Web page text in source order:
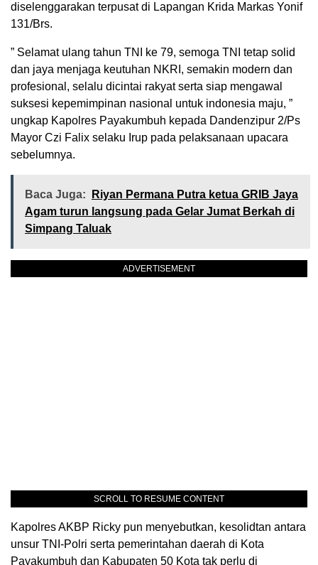
diselenggarakan terpusat di Lapangan Krida Markas Yonif
131/Brs.
” Selamat ulang tahun TNI ke 79, semoga TNI tetap solid
dan jaya menjaga keutuhan NKRI, semakin modern dan
profesional, selalu dicintai rakyat serta siap mengawal
suksesi kepemimpinan nasional untuk indonesia maju, ”
ungkap Kapolres Payakumbuh kepada Dandenzipur 2/Ps
Mayor Czi Falix selaku Irup pada pelaksanaan upacara
sebelumnya.
Baca Juga:
Riyan Permana Putra ketua GRIB Jaya
Agam turun langsung pada Gelar Jumat Berkah di
Simpang Taluak
ADVERTISEMENT
SCROLL TO RESUME CONTENT
Kapolres AKBP Ricky pun menyebutkan, kesolidtan antara
unsur TNI-Polri serta pemerintahan daerah di Kota
Payakumbuh dan Kabupaten 50 Kota tak perlu di